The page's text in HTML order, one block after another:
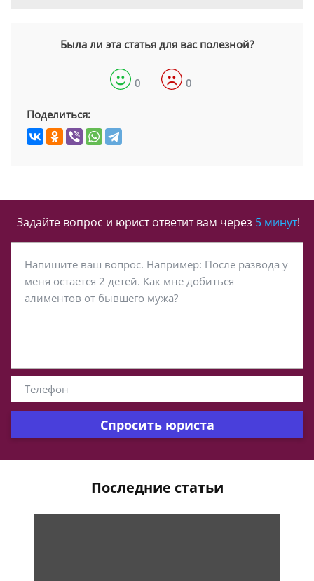
Была ли эта статья для вас полезной?
0 0
Поделиться:
Задайте вопрос и юрист ответит вам через 5 минут!
Спросить юриста
Последние статьи